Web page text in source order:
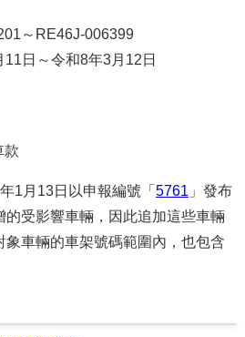
～RE46J-006399
11日～令和8年3月12日
款
1月13日以申報編號「 5761 」發布
的受影響車輛，因此追加這些車輛
車輛的車架號碼範圍內，也包含